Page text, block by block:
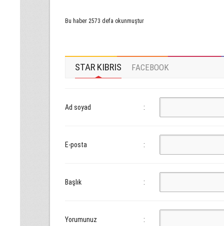
Bu haber 2573 defa okunmuştur
STAR KIBRIS FACEBOOK
Ad soyad :
E-posta :
Başlık :
Yorumunuz :